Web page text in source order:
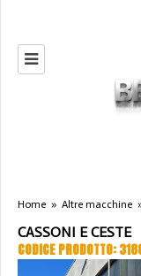
Home » Altre macchine
CASSONI E CESTE
CODICE PRODOTTO: